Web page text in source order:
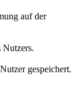
auf der
Nutzers.
gespeichert.